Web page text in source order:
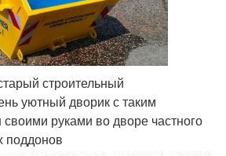
строительный
уютный дворик с таким
руками во дворе частного
поддонов